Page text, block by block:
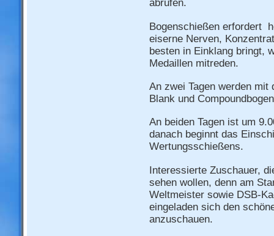
abrufen.
Bogenschießen erfordert
eiserne Nerven,
besten in Einklang bringt,
Medaillen mitreden.
An zwei Tagen werden
Blank und
An beiden Tagen ist um
danach beginnt das
Wertungsschießens.
Interessierte Zuschauer,
sehen wollen, denn am
Weltmeister sowie DSB-
eingeladen sich den
anzuschauen.